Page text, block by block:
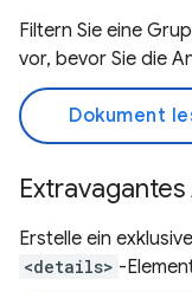
Filtern Sie eine
vor, bevor Sie die
Dokument
Erstelle ein
<details> -